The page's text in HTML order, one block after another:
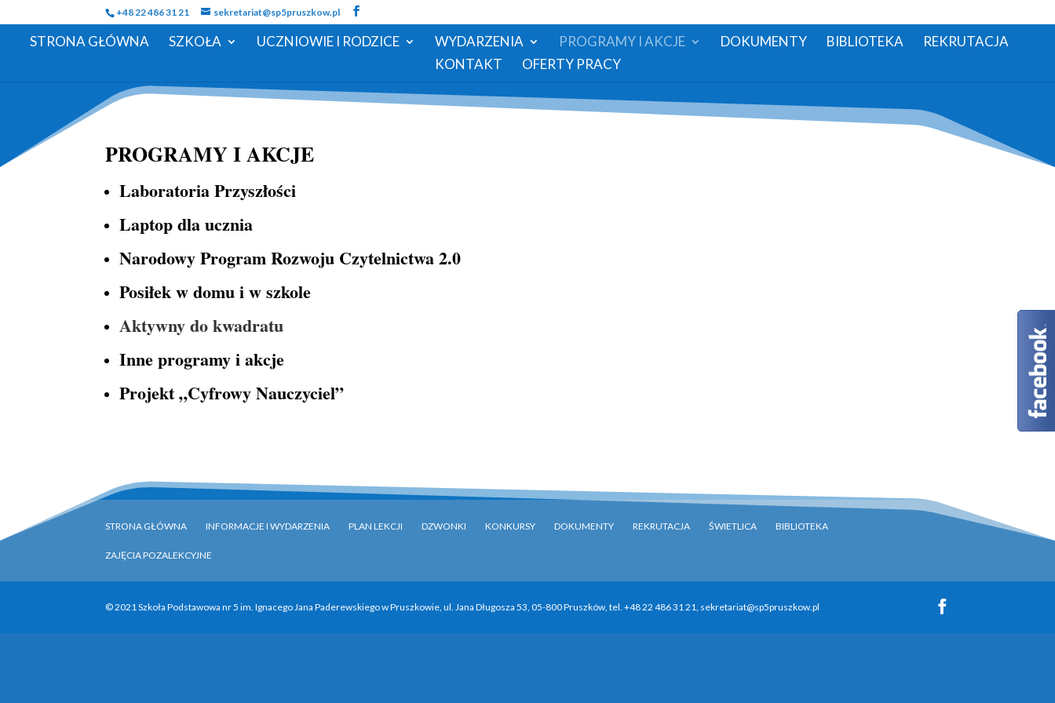
+48 22 486 31 21 sekretariat@sp5pruszkow.pl
STRONA GŁÓWNA SZKOŁA UCZNIOWIE I RODZICE WYDARZENIA PROGRAMY I AKCJE DOKUMENTY BIBLIOTEKA
REKRUTACJA
KONTAKT
OFERTY PRACY
PROGRAMY I AKCJE
Laboratoria Przyszłości
Laptop dla ucznia
Narodowy Program Rozwoju Czytelnictwa 2.0
Posiłek w domu i w szkole
Aktywny do kwadratu
Inne programy i akcje
Projekt „Cyfrowy Nauczyciel”
STRONA GŁÓWNA INFORMACJE I WYDARZENIA PLAN LEKCJI DZWONKI KONKURSY DOKUMENTY REKRUTACJA ŚWIETLICA BIBLIOTEKA
ZAJĘCIA POZALEKCYJNE
© 2021 Szkoła Podstawowa nr 5 im. Ignacego Jana Paderewskiego w Pruszkowie, ul. Jana Długosza 53, 05-800 Pruszków, tel. +48 22 486 31 21, sekretariat@sp5pruszkow.pl